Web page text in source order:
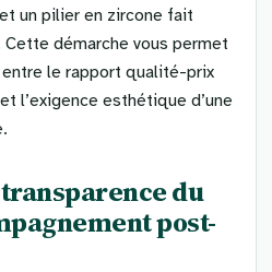
un pilier en zircone fait
démarche vous permet
le rapport qualité-prix
l’exigence esthétique d’une
du
post-